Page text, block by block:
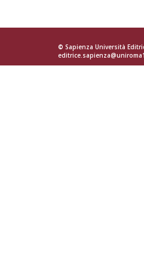
© Sapienza Università